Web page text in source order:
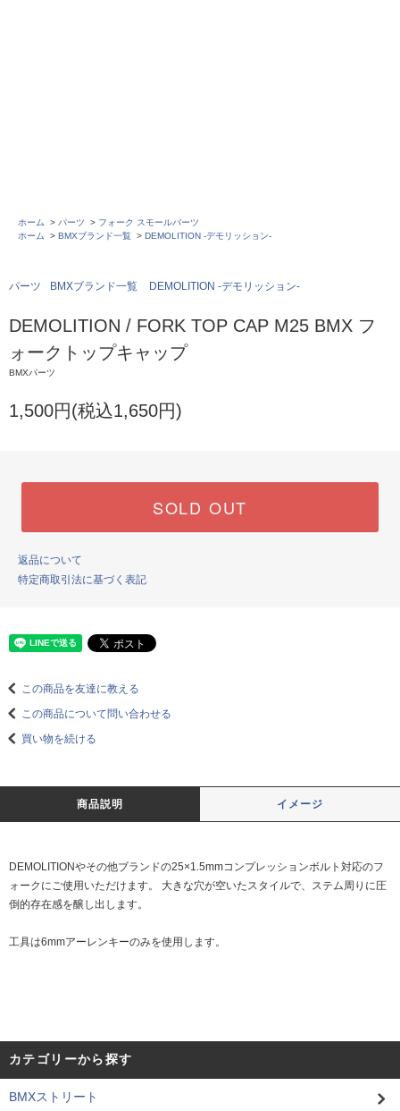
ホーム > パーツ > フォーク スモールパーツ
ホーム
> BMXブランド一覧 > DEMOLITION -デモリッション-
パーツ BMXブランド一覧 DEMOLITION -デモリッション-
DEMOLITION / FORK TOP CAP M25 BMX フ
ォークトップキャップ
BMXパーツ
1,500円(税込1,650円)
SOLD OUT
返品について
特定商取引法に基づく表記
この商品を友達に教える
この商品について問い合わせる
買い物を続ける
商品説明 イメージ
DEMOLITIONやその他ブランドの25×1.5mmコンプレッションボルト対応のフ
ォークにご使用いただけます。 大きな穴が空いたスタイルで、ステム周りに圧
倒的存在感を醸し出します。
工具は6mmアーレンキーのみを使用します。
カテゴリーから探す
BMXストリート